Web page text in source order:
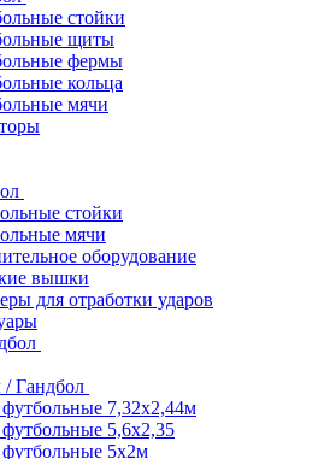
стойки
щиты
фермы
кольца
мячи
стойки
мячи
оборудование
вышки
для отработки ударов
Гандбол
7,32х2,44м
5,6х2,35
5х2м